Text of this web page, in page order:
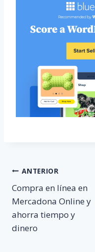
Navegación
de
entradas
ANTERIOR
Compra en línea en
Mercadona Online y
ahorra tiempo y
dinero